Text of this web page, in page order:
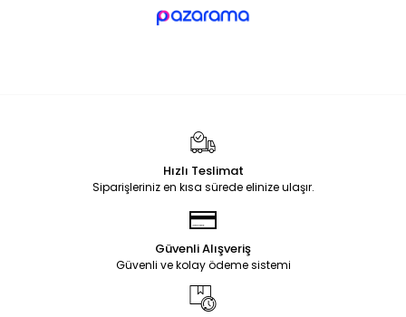
Hızlı Teslimat
Siparişleriniz en kısa sürede elinize ulaşır.
Güvenli Alışveriş
Güvenli ve kolay ödeme sistemi